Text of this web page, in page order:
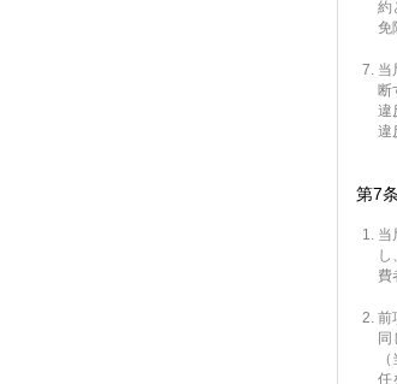
約
免
当
断
違
違
第7
当
費
前
任